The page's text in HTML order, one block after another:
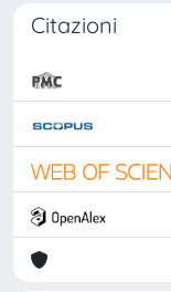
Citazioni